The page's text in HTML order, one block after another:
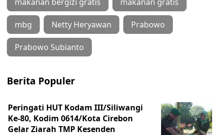
mbg Netty Heryawan Prabowo
Prabowo Subianto
Berita Populer
Peringati HUT Kodam III/Siliwangi
Ke-80, Kodim 0614/Kota Cirebon
Gelar Ziarah TMP Kesenden